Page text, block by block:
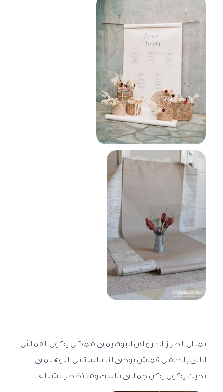
بما ان الطراز الدارج الان البوهيمي ممكن يكون القماش
اللي بالحامل قماش يوحي لنا بالستايل البوهيمي
بحيث يكون ركن جمالي بالبيت وما نضطر نشيله ..